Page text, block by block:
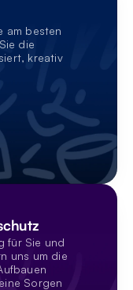
am besten
die
kreativ
für Sie und
uns um die
Sorgen